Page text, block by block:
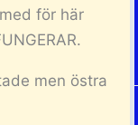
för här
men östra